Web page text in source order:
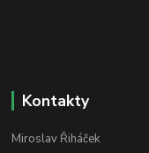
Kontakty
Miroslav Řiháček